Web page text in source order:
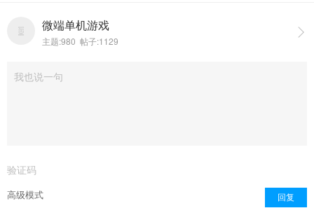

微端单机游戏
主题:980 帖子:1129
点击重新加载
高级模式 回复